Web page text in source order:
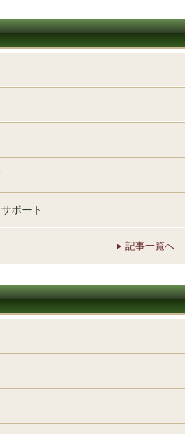
ポート
記事一覧へ